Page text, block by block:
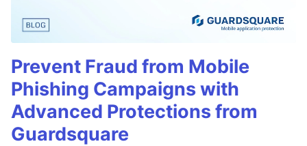
Prevent Fraud from Mobile
Phishing Campaigns with
Advanced Protections from
Guardsquare